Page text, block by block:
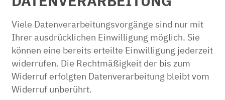
Viele Datenverarbeitungsvorgänge sind nur mit
Ihrer ausdrücklichen Einwilligung möglich. Sie
können eine bereits erteilte Einwilligung jederzeit
widerrufen. Die Rechtmäßigkeit der bis zum
Widerruf erfolgten Datenverarbeitung bleibt vom
Widerruf unberührt.